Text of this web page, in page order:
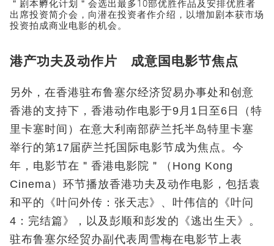
＂剧本孵化计划＂会选出最多10部优胜作品及安排优胜者
出席投资简介会，向潜在投资者作介绍，以增加剧本获市场
投资拍成商业电影的机会。
港产功夫及动作片 成意国电影节焦点
另外，在香港驻布鲁塞尔经济贸易办事处和创意
香港的支持下，香港动作电影于9月1日至6日（特
里卡塞时间）在意大利南部萨兰托半岛特里卡塞
举行的第17届萨兰托国际电影节成为焦点。今
年，电影节在＂香港电影院＂（Hong Kong
Cinema）环节播放香港功夫及动作电影，包括袁
和平的《叶问外传：张天志》、叶伟信的《叶问
4：完结篇》，以及彭顺和彭发的《逃出生天》。
驻布鲁塞尔经贸办副代表周雪梅在电影节上表